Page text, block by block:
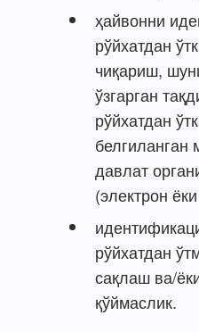
ҳайвонни
рўйхатдан
чиқариш,
ўзгарган
рўйхатдан
белгиланган
давлат
(электрон
рўйхатдан
сақлаш ва/
қўймаслик.